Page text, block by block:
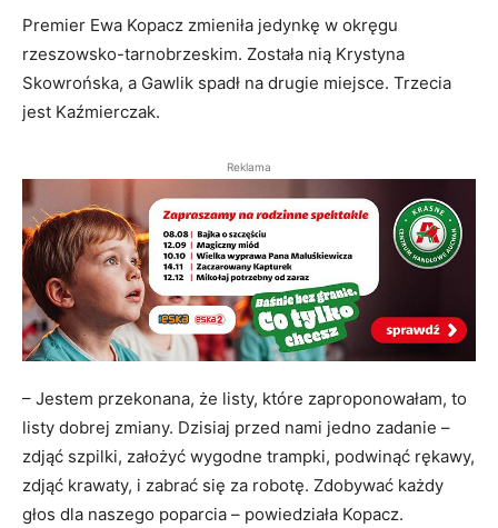
Premier Ewa Kopacz zmieniła jedynkę w okręgu
rzeszowsko-tarnobrzeskim. Została nią Krystyna
Skowrońska, a Gawlik spadł na drugie miejsce. Trzecia
jest Kaźmierczak.
Reklama
– Jestem przekonana, że listy, które zaproponowałam, to
listy dobrej zmiany. Dzisiaj przed nami jedno zadanie –
zdjąć szpilki, założyć wygodne trampki, podwinąć rękawy,
zdjąć krawaty, i zabrać się za robotę. Zdobywać każdy
głos dla naszego poparcia – powiedziała Kopacz.